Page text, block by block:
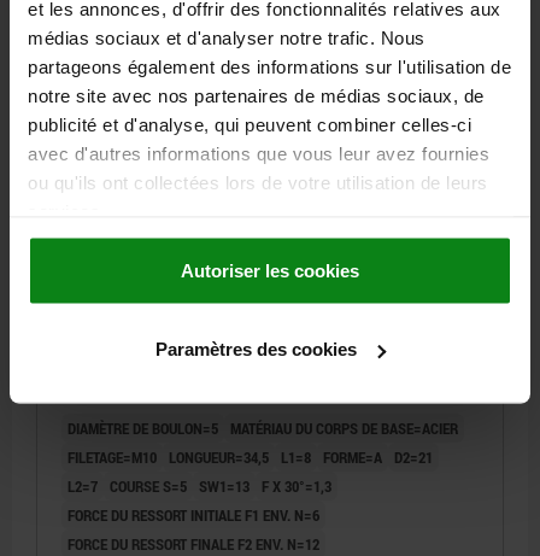
et les annonces, d'offrir des fonctionnalités relatives aux
médias sociaux et d'analyser notre trafic. Nous
partageons également des informations sur l'utilisation de
notre site avec nos partenaires de médias sociaux, de
publicité et d'analyse, qui peuvent combiner celles-ci
avec d'autres informations que vous leur avez fournies
ou qu'ils ont collectées lors de votre utilisation de leurs
Autoriser les cookies
Paramètres des cookies
hors TVA
hors frais d’envoi
DÉTAILS
03090 A
D1=M10, D=5, FORME:A SANS ENCOCHE D'ARRÊT
COMP:THERMOPLASTIQUE GRIS FONCÉ RAL7021
DIAMÈTRE DE BOULON=5
MATÉRIAU DU CORPS DE BASE=ACIER
FILETAGE=M10
LONGUEUR=34,5 L1=8 FORME=A
D2=21
L2=7
COURSE S=5 SW1=13
F X 30°=1,3
FORCE DU RESSORT INITIALE F1 ENV. N=6
FORCE DU RESSORT FINALE F2 ENV. N=12